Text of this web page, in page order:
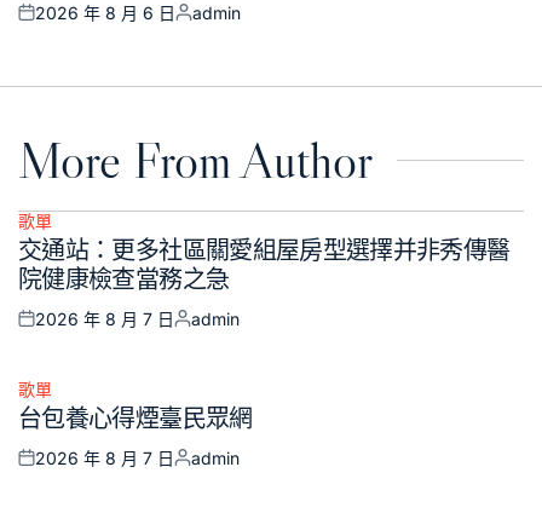
Posted
2026 年 8 月 6 日
Posted
admin
More From Author
Posted
in
歌單
交通站：更多社區關愛組屋房型選擇并非秀傳醫
院健康檢查當務之急
Posted
2026 年 8 月 7 日
Posted
admin
Posted
in
歌單
台包養心得煙臺民眾網
Posted
2026 年 8 月 7 日
Posted
admin